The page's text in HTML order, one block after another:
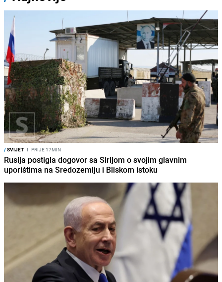
/SVIJET I PRIJE 17MIN
Rusija postigla dogovor sa Sirijom o svojim glavnim
uporištima na Sredozemlju i Bliskom istoku